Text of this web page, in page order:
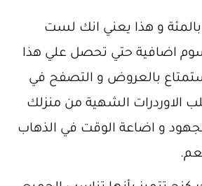
بالمئة و هذا يعني انك لست
اضافية حتي تحصل علي هذا
بالعروض و التصفح في
الاوردرات الشهية من منزلك
و اضاعة الوقت في الذهاب